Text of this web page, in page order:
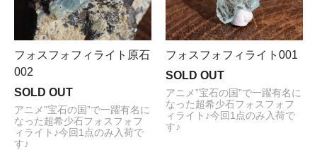
フォスフォフィライト原石
002
SOLD OUT
アニメ”宝石の国”で一躍有名に
なった超希少石フォスフォフ
ィライト♪今回1点のみ入荷で
す♪
フォスフォフィライト001
SOLD OUT
アニメ”宝石の国”で一躍有名に
なった超希少石フォスフォフ
ィライト♪今回1点のみ入荷で
す♪